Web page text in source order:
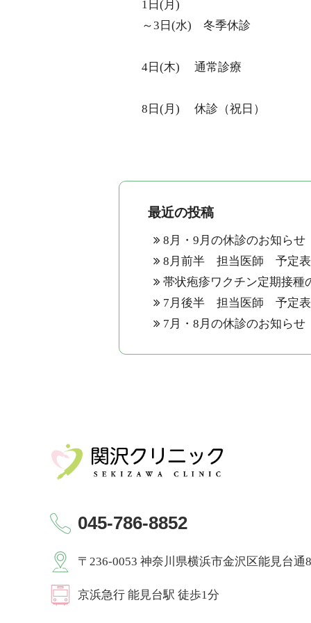
1日 ( 月 )
～3 日 (水) 冬季休診
4日 (木) 通常診療
8日 ( 月 ) 休診（祝日）
最近の投稿
8月・9月の休診のお知らせ
8月前半 担当医師 予定表
帯状疱疹ワクチン定期接種
7月後半 担当医師 予定表
7月・8月の休診のお知らせ
045-786-8852
〒236-0053 神奈川県横浜市金沢区能見台通
京浜急⾏ 能見台駅 徒歩1分